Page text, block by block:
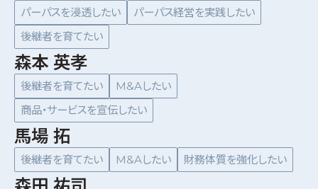
パーパスを浸透したい
パーパス経営を実践したい
後継者を育てたい
森本 英孝
後継者を育てたい
M&Aしたい
商品・サービスを宣伝したい
馬場 拓
後継者を育てたい M&Aしたい 財務体質を強化したい